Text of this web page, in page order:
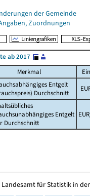
der Gemeinde
Zuordnungen
ab 2017
Merkmal
Entgelt
Durchschnitt
Entgelt
Durchschnitt
Landesamt für Statistik in